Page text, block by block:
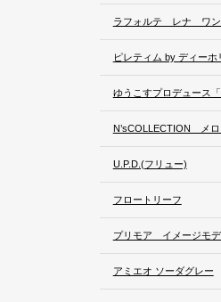
ラフォルテ レナ ワン
ピレティム by ディーホ
ゆうこすプロデュース「
N’sCOLLECTION メロ
U.P.D.(フリュー)
フロートリーフ
プリモア イメージモデ
アミエオ ソーダグレー